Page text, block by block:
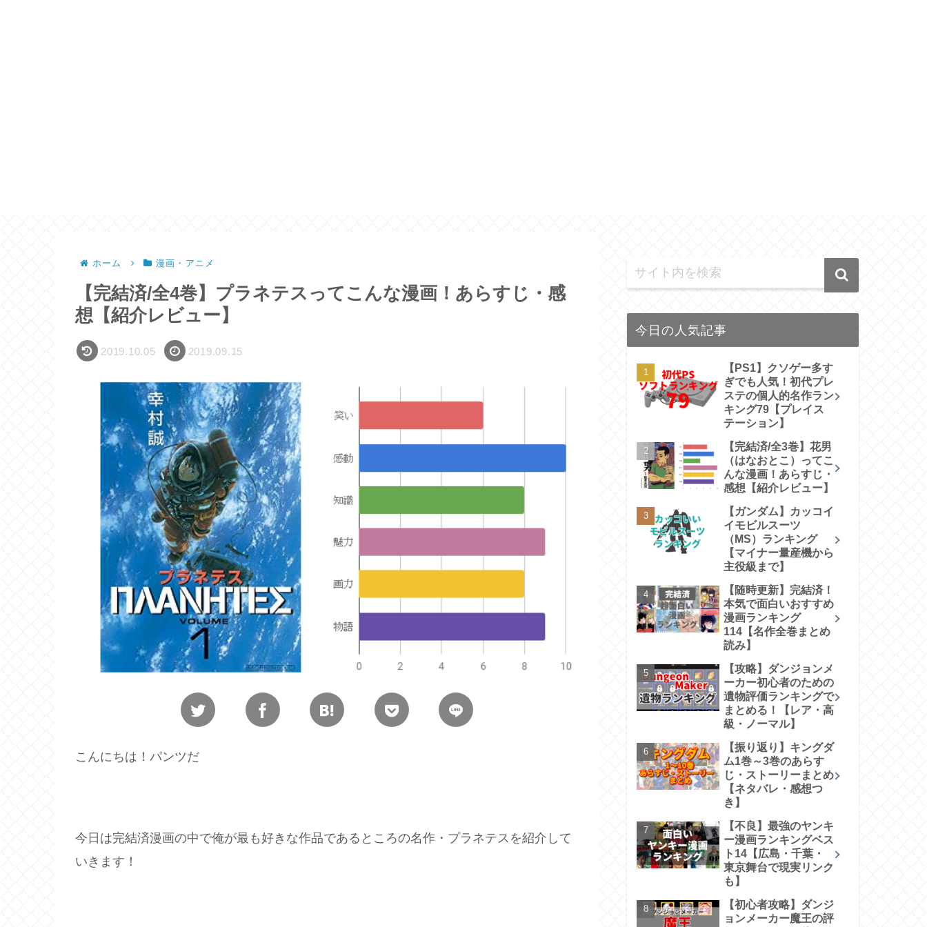
ホーム 漫画・アニメ
【完結済/全4巻】プラネテスってこんな漫画！あらすじ・感
想【紹介レビュー】
2019.10.05 2019.09.15
こんにちは！パンツだ
今日は完結済漫画の中で俺が最も好きな作品であるところの名作・プラネテスを紹介して
いきます！
今日の人気記事
【PS1】クソゲー多す
ぎでも人気！初代プレ
ステの個人的名作ラン
キング79【プレイス
テーション】
【完結済/全3巻】花男
（はなおとこ）ってこ
んな漫画！あらすじ・
感想【紹介レビュー】
【ガンダム】カッコイ
イモビルスーツ
（MS）ランキング
【マイナー量産機から
主役級まで】
【随時更新】完結済！
本気で面白いおすすめ
漫画ランキング
114【名作全巻まとめ
読み】
【攻略】ダンジョンメ
ーカー初心者のための
遺物評価ランキングで
まとめる！【レア・高
級・ノーマル】
【振り返り】キングダ
ム1巻～3巻のあらす
じ・ストーリーまとめ
【ネタバレ・感想つ
き】
【不良】最強のヤンキ
ー漫画ランキングベス
ト14【広島・千葉・
東京舞台で現実リンク
も】
【初心者攻略】ダンジ
ョンメーカー魔王の評